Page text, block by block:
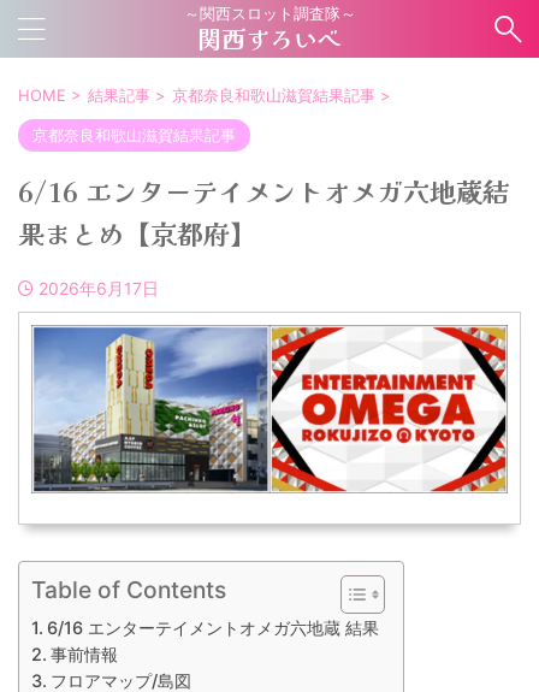
～関西スロット調査隊～
関西すろいべ
HOME > 結果記事 > 京都奈良和歌山滋賀結果記事 >
京都奈良和歌山滋賀結果記事
6/16 エンターテイメントオメガ六地蔵結
果まとめ【京都府】
2026年6月17日
Table of Contents
6/16 エンターテイメントオメガ六地蔵 結果
事前情報
フロアマップ/島図